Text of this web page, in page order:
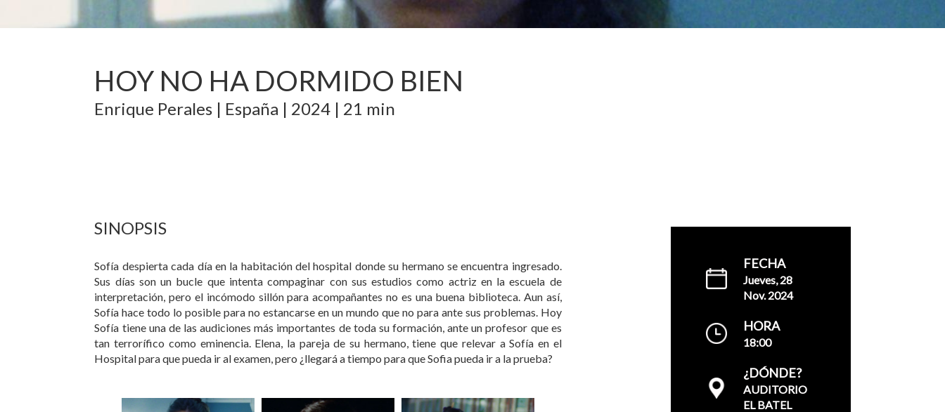
HOY NO HA DORMIDO BIEN
Enrique Perales | España | 2024 | 21 min
SINOPSIS
Sofía despierta cada día en la habitación del hospital donde su hermano se encuentra ingresado.
Sus días son un bucle que intenta compaginar con sus estudios como actriz en la escuela de
interpretación, pero el incómodo sillón para acompañantes no es una buena biblioteca. Aun así,
Sofía hace todo lo posible para no estancarse en un mundo que no para ante sus problemas. Hoy
Sofía tiene una de las audiciones más importantes de toda su formación, ante un profesor que es
tan terrorífico como eminencia. Elena, la pareja de su hermano, tiene que relevar a Sofía en el
Hospital para que pueda ir al examen, pero ¿llegará a tiempo para que Sofia pueda ir a la prueba?
FECHA
Jueves, 28
Nov. 2024
HORA
18:00
¿DÓNDE?
AUDITORIO
EL BATEL